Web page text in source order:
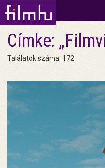
Címke:
Találatok száma: 172